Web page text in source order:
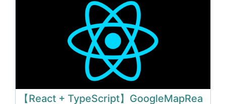
【React + TypeScript】GoogleMapRea